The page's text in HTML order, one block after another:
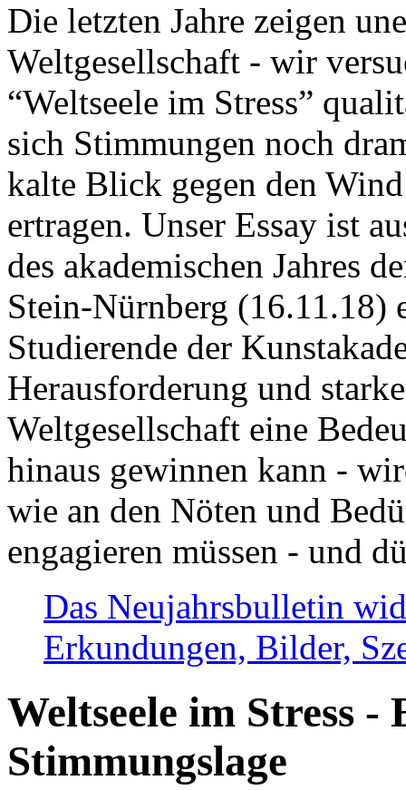
Die letzten Jahre zeigen
Weltgesellschaft - wir
“Weltseele im Stress”
sich Stimmungen noch
kalte Blick gegen den
ertragen. Unser Essay ist
des akademischen Jahres
Stein-Nürnberg (16.11.18)
Studierende der
Herausforderung und
Weltgesellschaft eine
hinaus gewinnen kann -
wie an den Nöten und
engagieren müssen - und
Das Neujahrsbulletin
Erkundungen, Bilder,
Weltseele im Stress -
Stimmungslage